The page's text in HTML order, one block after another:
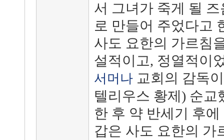
서 그녀가 죽게 될
로 만들어 주었다고
사도 요한의 가르침
설적이고, 정열적이
서머나교회의 감독
텔리우스 황제) 순교
한 후 약 반세기 후
갑은 사도 요한의 가